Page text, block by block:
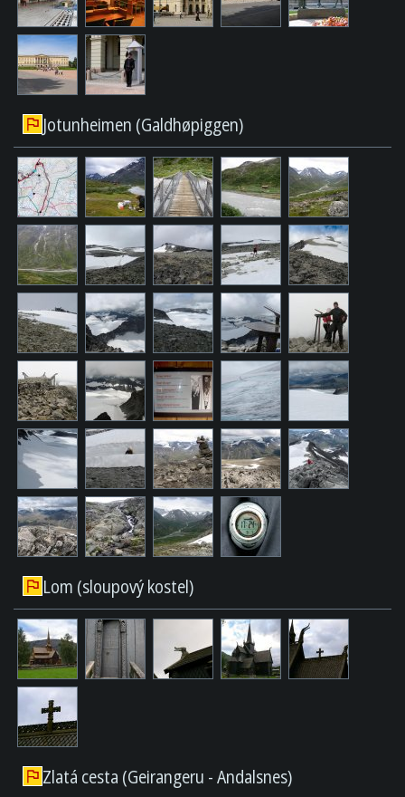
Jotunheimen (Galdhøpiggen)
Lom (sloupový kostel)
Zlatá cesta (Geirangeru - Andalsnes)